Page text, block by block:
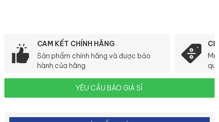
CAM KẾT CHÍNH HÃNG
Sản phẩm chính hãng và được bảo
hành của hãng
YÊU CẦU BÁO GIÁ SỈ